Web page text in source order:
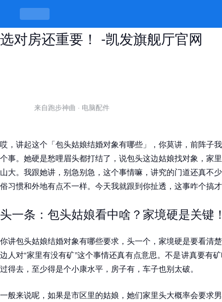
包头姑娘结婚对象有哪些？选对人比
选对房还重要！ -凯发旗舰厅官网
来自跑步神曲 · 电脑配件
哎，讲起这个「包头姑娘结婚对象有哪些」，你莫讲，前阵子
个事。她硬是愁哩眉头都打结了，说包头这边姑娘找对象，家
山大。我跟她讲，别急别急，这个事情嘛，讲究的门道还真不
俗习惯和外地有点不一样。今天我就跟到你扯透，这事咋个搞
头一条：包头姑娘看中啥？家境硬是关键
你讲包头姑娘结婚对象有哪些要求，头一个，家境硬是要看清
边人对“家里有没有矿”这个事情还真有点意思。不是讲真要有
过得去，至少得是个小康水平，房子有，车子也别太破。
一般来说呢，如果是市区里的姑娘，她们家里头大概率会要求